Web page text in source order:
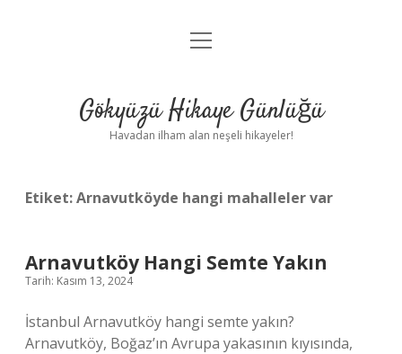
Anasayfa
Yasal Uyarı
menüyü
Gökyüzü Hikaye Günlüğü
Havadan ilham alan neşeli hikayeler!
Etiket:Arnavutköyde hangi mahalleler var
Arnavutköy Hangi Semte Yakın
Tarih: Kasım 13, 2024
İstanbul Arnavutköy hangi semte yakın?
Arnavutköy, Boğaz’ın Avrupa yakasının kıyısında,